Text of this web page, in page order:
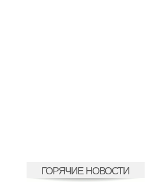
ГОРЯЧИЕ НОВОСТИ